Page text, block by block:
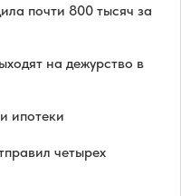
почти 800 тысяч за
на дежурство в
ипотеки
четырех